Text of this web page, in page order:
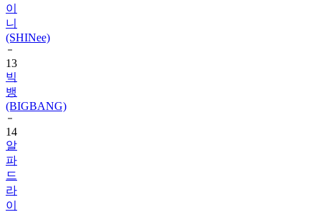
이
니
(SHINee)
13
빅
뱅
(BIGBANG)
14
알
파
드
라
이